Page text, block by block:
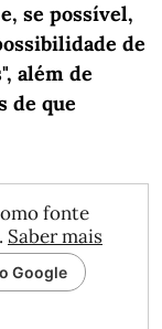
se possível,
de
além de
de que
fonte
Saber mais
Google